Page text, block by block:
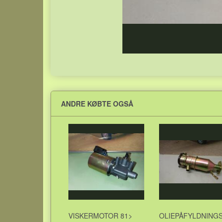
ANDRE KØBTE OGSÅ
VISKERMOTOR 81>